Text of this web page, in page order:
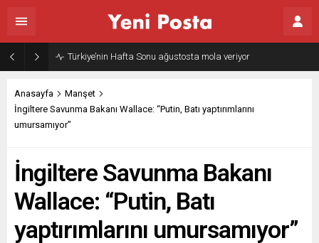
Türkiye’nin Hafta Sonu ağustosta mola veriyor
Anasayfa
Manşet
İngiltere Savunma Bakanı Wallace: “Putin, Batı yaptırımlarını
umursamıyor”
İngiltere Savunma Bakanı
Wallace: “Putin, Batı
yaptırımlarını umursamıyor”